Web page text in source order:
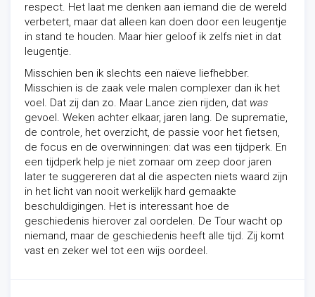
respect. Het laat me denken aan iemand die de wereld
verbetert, maar dat alleen kan doen door een leugentje
in stand te houden. Maar hier geloof ik zelfs niet in dat
leugentje.
Misschien ben ik slechts een naïeve liefhebber.
Misschien is de zaak vele malen complexer dan ik het
voel. Dat zij dan zo. Maar Lance zien rijden, dat was
gevoel. Weken achter elkaar, jaren lang. De suprematie,
de controle, het overzicht, de passie voor het fietsen,
de focus en de overwinningen: dat was een tijdperk. En
een tijdperk help je niet zomaar om zeep door jaren
later te suggereren dat al die aspecten niets waard zijn
in het licht van nooit werkelijk hard gemaakte
beschuldigingen. Het is interessant hoe de
geschiedenis hierover zal oordelen. De Tour wacht op
niemand, maar de geschiedenis heeft alle tijd. Zij komt
vast en zeker wel tot een wijs oordeel.